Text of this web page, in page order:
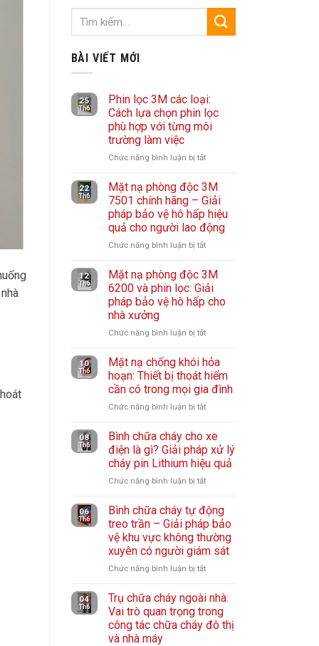
BÀI VIẾT MỚI
25
Th6
Phin lọc 3M các loại:
Cách lựa chọn phin lọc
phù hợp với từng môi
trường làm việc
Chức năng bình luận bị tắtở
lọc
3M
các
loại:
Cách
chọn
phin
lọc
từng
môi
trường
22
Th6
Mặt nạ phòng độc 3M
7501 chính hãng – Giải
pháp bảo vệ hô hấp hiệu
quả cho người lao động
Chức năng bình luận bị tắtở
nạ
phòng
độc
7501
hãng
–
Giải
hấp
người
lao
động
12
Th6
Mặt nạ phòng độc 3M
6200 và phin lọc: Giải
pháp bảo vệ hô hấp cho
nhà xưởng
Chức năng bình luận bị tắtở
nạ
phòng
độc
3M
và
phin
lọc:
bảo
vệ
hô
hấp
10
Th6
Mặt nạ chống khói hỏa
hoạn: Thiết bị thoát hiểm
cần có trong mọi gia đình
Chức năng bình luận bị tắtở
nạ
chống
khói
hỏa
Thiết
bị
thoát
hiểm
trong
gia
08
Th6
Bình chữa cháy cho xe
điện là gì? Giải pháp xử lý
cháy pin Lithium hiệu quả
Chức năng bình luận bị tắtở
chữa
cháy
cho
xe
điện
gì?
Giải
pháp
06
Th6
Bình chữa cháy tự động
treo trần – Giải pháp bảo
vệ khu vực không thường
xuyên có người giám sát
Chức năng bình luận bị tắtở
chữa
cháy
tự
04
Th6
Trụ chữa cháy ngoài nhà:
Vai trò quan trọng trong
công tác chữa cháy đô thị
và nhà máy